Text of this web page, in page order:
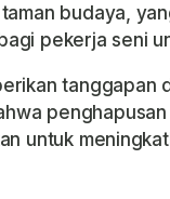
budaya,
pekerja seni
tanggapan
penghapusan
untuk